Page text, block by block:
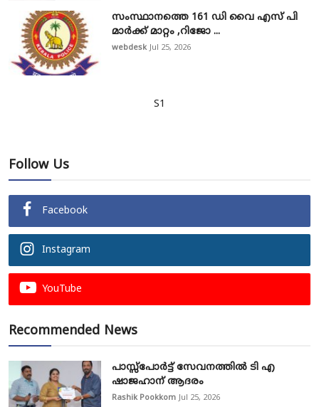
സംസ്ഥാനത്തെ 161 ഡി വൈ എസ് പി
മാർക്ക് മാറ്റം ,റിജോ ...
webdesk Jul 25, 2026
S1
Follow Us
Facebook
Instagram
YouTube
Recommended News
പാസ്സ്‌പോർട്ട് സേവനത്തിൽ ടി എ
ഷാജഹാന് ആദരം
Rashik Pookkom Jul 25, 2026